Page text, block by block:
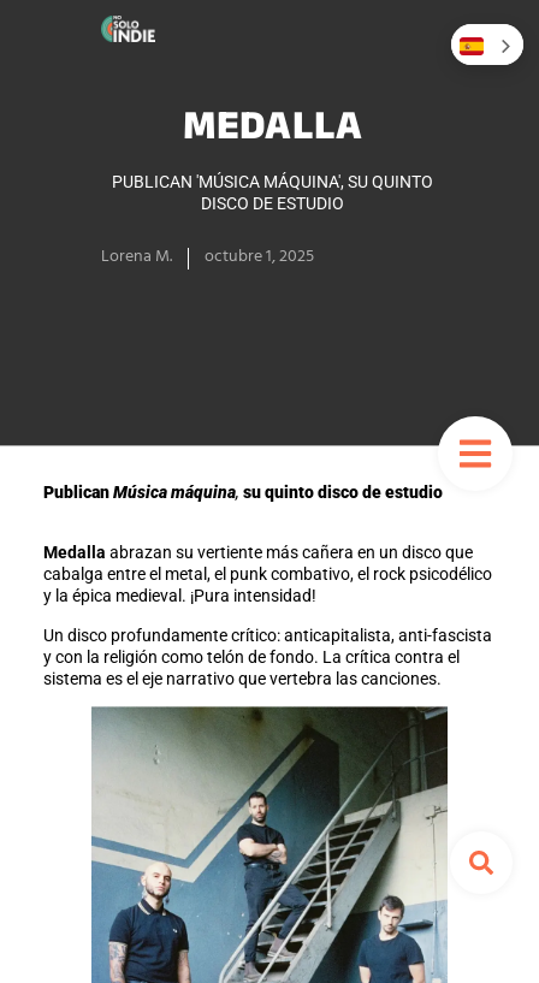
MEDALLA
PUBLICAN 'MÚSICA MÁQUINA', SU QUINTO
DISCO DE ESTUDIO
Lorena M. octubre 1, 2025
PublicanMúsica máquina, su quinto disco de estudio
Medalla abrazan su vertiente más cañera en un disco que
cabalga entre el metal, el punk combativo, el rock psicodélico
y la épica medieval. ¡Pura intensidad!
Un disco profundamente crítico: anticapitalista, anti-fascista
y con la religión como telón de fondo. La crítica contra el
sistema es el eje narrativo que vertebra las canciones.